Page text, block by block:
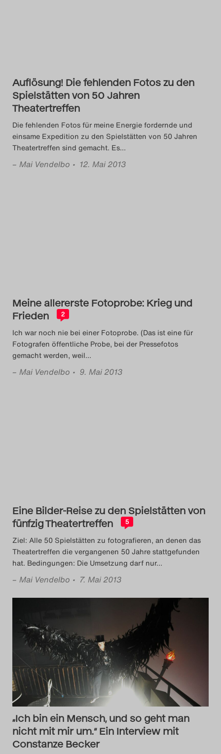
2015
Das Theatertreffen-Blog
2016
Das Theatertreffen-Blog
2017
2019
Das Theatertreffen-Blog
2020
Das Theatertreffen-Blog
Das Theatertreffen-Blog
2024
Das Theatertreffen-Blog
2025
Das Theatertreffen-Blog
Impressum
Nutzungsbedingungen
Search
Auflösung! Die fehlenden Fotos zu den
Spielstätten von 50 Jahren
Theatertreffen
Die fehlenden Fotos für meine Energie fordernde und
einsame Expedition zu den Spielstätten von 50 Jahren
Theatertreffen sind gemacht. Es…
– Mai Vendelbo • 12. Mai 2013
Meine allererste Fotoprobe: Krieg und
Frieden
2
Ich war noch nie bei einer Fotoprobe. (Das ist eine für
Fotografen öffentliche Probe, bei der Pressefotos
gemacht werden, weil…
– Mai Vendelbo • 9. Mai 2013
Eine Bilder-Reise zu den Spielstätten von
fünfzig Theatertreffen
5
Ziel: Alle 50 Spielstätten zu fotografieren, an denen das
Theatertreffen die vergangenen 50 Jahre stattgefunden
hat. Bedingungen: Die Umsetzung darf nur…
– Mai Vendelbo • 7. Mai 2013
„Ich bin ein Mensch, und so geht man
nicht mit mir um.“ Ein Interview mit
Constanze Becker